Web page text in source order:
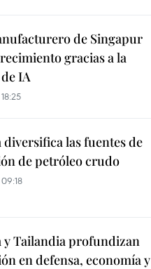
de Singapur
gracias a la
IA
las fuentes de
de petróleo crudo
y Tailandia profundizan
en defensa, economía y